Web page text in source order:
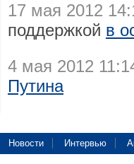
17 мая 2012
поддержкой в
4 мая 2012
Путина
Новости Интервью